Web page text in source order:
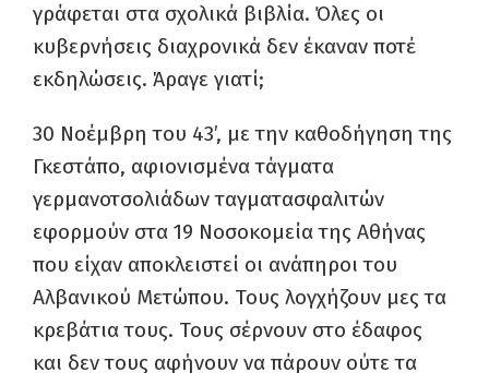
γράφεται στα σχολικά βιβλία. Όλες οι
κυβερνήσεις διαχρονικά δεν έκαναν ποτέ
εκδηλώσεις. Άραγε γιατί;
30 Νοέμβρη του 43’, με την καθοδήγηση της
Γκεστάπο, αφιονισμένα τάγματα
γερμανοτσολιάδων ταγματασφαλιτών
εφορμούν στα 19 Νοσοκομεία της Αθήνας
που είχαν αποκλειστεί οι ανάπηροι του
Αλβανικού Μετώπου. Τους λογχήζουν μες τα
κρεβάτια τους. Τους σέρνουν στο έδαφος
και δεν τους αφήνουν να πάρουν ούτε τα